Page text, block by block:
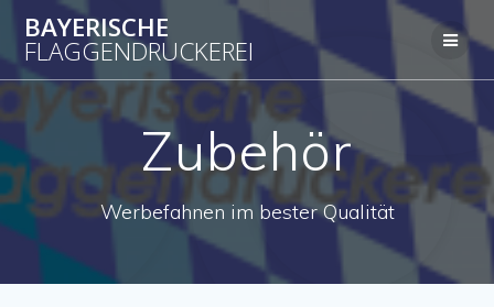
Zum
Inhalt
springen
BAYERISCHE
FLAGGENDRUCKEREI
Zubehör
Werbefahnen im bester Qualität